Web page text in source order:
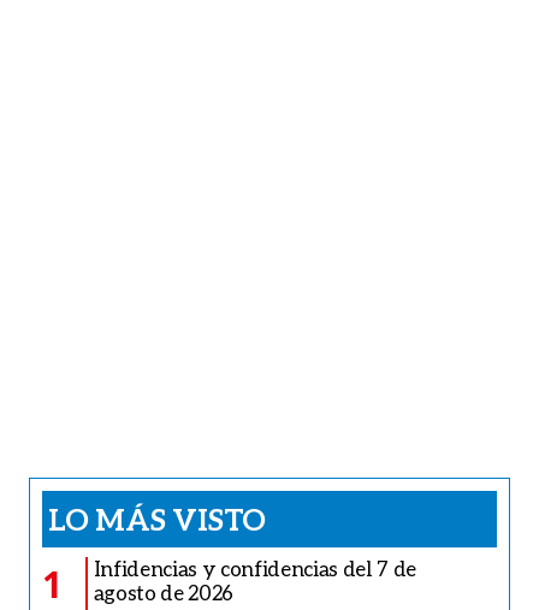
LO MÁS VISTO
1
Infidencias y confidencias del 7 de
agosto de 2026